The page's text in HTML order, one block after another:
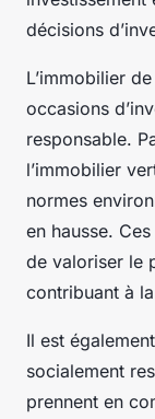
décisions
L’immobilier
occasions
responsable.
l’immobilier
normes
en hausse.
de valoriser le
contribuant à
Il est
socialement
prennent en